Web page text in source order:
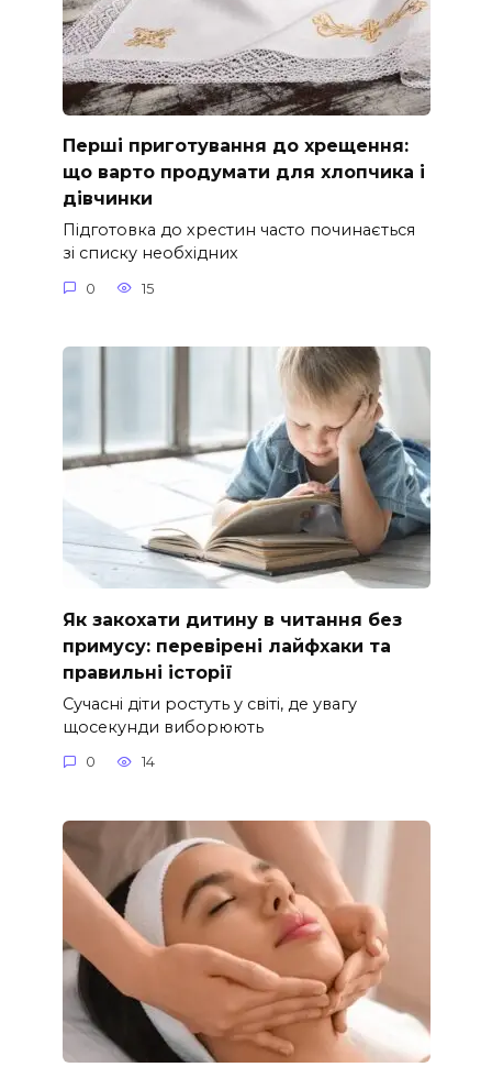
Перші приготування до хрещення:
що варто продумати для хлопчика і
дівчинки
Підготовка до хрестин часто починається
зі списку необхідних
0 15
Як закохати дитину в читання без
примусу: перевірені лайфхаки та
правильні історії
Сучасні діти ростуть у світі, де увагу
щосекунди виборюють
0 14